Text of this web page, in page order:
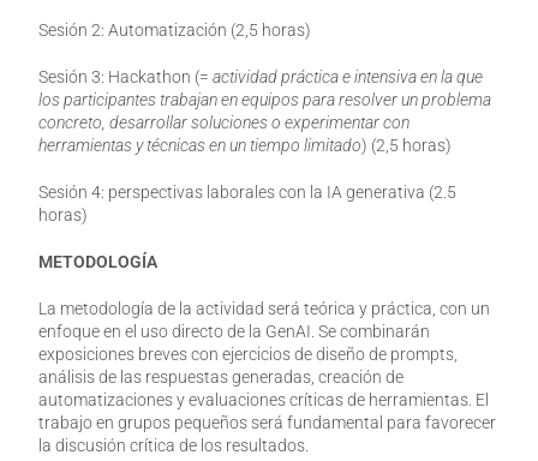
Sesión 2: Automatización (2,5 horas)
Sesión 3: Hackathon (=actividad práctica e intensiva en la que
los participantes trabajan en equipos para resolver un problema
concreto, desarrollar soluciones o experimentar con
herramientas y técnicas en un tiempo limitado) (2,5 horas)
Sesión 4: perspectivas laborales con la IA generativa (2.5
horas)
METODOLOGÍA
La metodología de la actividad será teórica y práctica, con un
enfoque en el uso directo de la GenAI. Se combinarán
exposiciones breves con ejercicios de diseño de prompts,
análisis de las respuestas generadas, creación de
automatizaciones y evaluaciones críticas de herramientas. El
trabajo en grupos pequeños será fundamental para favorecer
la discusión crítica de los resultados.